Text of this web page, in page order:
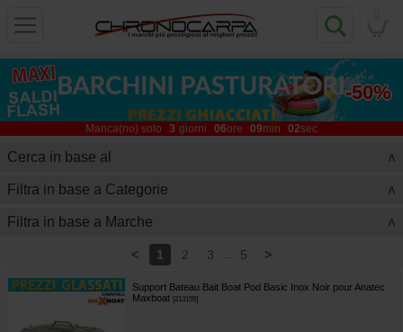
fino al
-50%
Manca(no) solo 3 giorni 06ore 09min 00sec
Cerca in base al >
Filtra in base a Categorie >
Filtra in base a Marche >
< 1 2 3 5 >
Support Bateau Bait Boat Pod Basic Inox Noir pour Anatec
Maxboat
213155]